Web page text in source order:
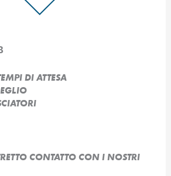
DI ATTESA
CONTATTO CON I NOSTRI